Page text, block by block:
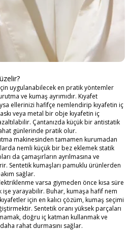
uygulanabilecek en pratik yöntemler
ve kumaş ayrımıdır. Kıyafet
ellerinizi hafifçe nemlendirip kıyafetin iç
veya metal bir obje kıyafetin iç
Çantanızda küçük bir antistatik
günlerinde pratik olur.
makinesinden tamamen kurumadan
nemli küçük bir bez eklemek statik
da çamaşırların ayrılmasına ve
Sentetik kumaşları pamuklu ürünlerden
sağlar.
varsa giymeden önce kısa süre
yarayabilir. Buhar, kumaşa hafif nem
için en kalıcı çözüm, kumaş seçimi
Sentetik oranı yüksek parçaları
doğru iç katman kullanmak ve
rahat durmasını sağlar.